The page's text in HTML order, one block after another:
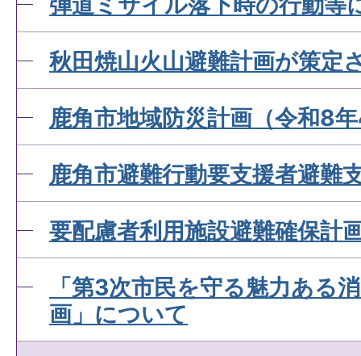
秋田焼山火山避難計画が策定
鹿角市地域防災計画（令和8
鹿角市避難行動要支援者避難
要配慮者利用施設避難確保計
「第3次市民を守る魅力ある
画」について